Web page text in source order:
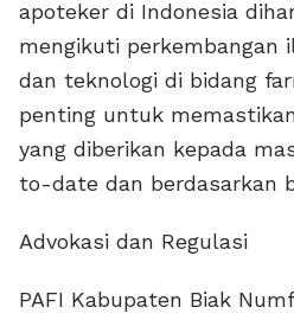
apoteker di Indonesia
mengikuti perkembangan
dan teknologi di bidang
penting untuk
yang diberikan kepada
to-date dan berdasarkan
Advokasi dan Regulasi
PAFI Kabupaten Biak